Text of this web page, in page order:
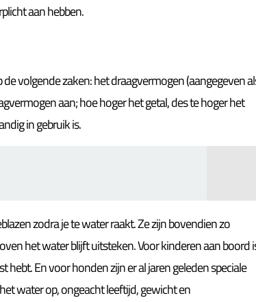
aan hebben.
volgende zaken: het draagvermogen (aangegeven
aan; hoe hoger het getal, des te hoger het
in gebruik is.
zodra je te water raakt. Ze zijn bovendien zo
het water blijft uitsteken. Voor kinderen aan boord
En voor honden zijn er al jaren geleden speciale
water op, ongeacht leeftijd, gewicht en